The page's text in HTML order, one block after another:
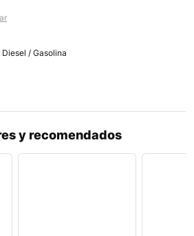
/ Gasolina
y recomendados